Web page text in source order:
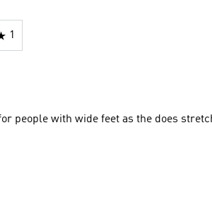
1
people with wide feet as the does